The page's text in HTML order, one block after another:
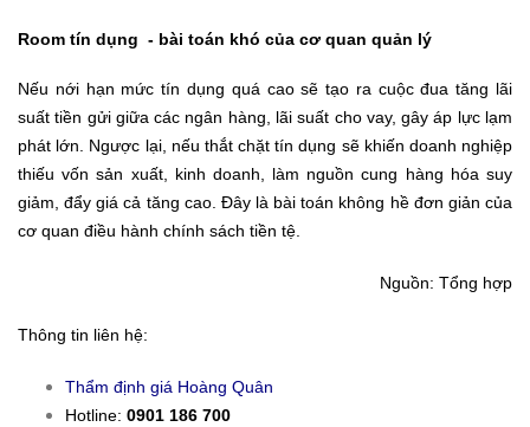
Room tín dụng - bài toán khó của cơ quan quản lý
Nếu nới hạn mức tín dụng quá cao sẽ tạo ra cuộc đua tăng lãi
suất tiền gửi giữa các ngân hàng, lãi suất cho vay, gây áp lực lạm
phát lớn. Ngược lại, nếu thắt chặt tín dụng sẽ khiến doanh nghiệp
thiếu vốn sản xuất, kinh doanh, làm nguồn cung hàng hóa suy
giảm, đẩy giá cả tăng cao. Đây là bài toán không hề đơn giản của
cơ quan điều hành chính sách tiền tệ.
Nguồn: Tổng hợp
Thông tin liên hệ:
Thẩm định giá Hoàng Quân
Hotline: 0901 186 700